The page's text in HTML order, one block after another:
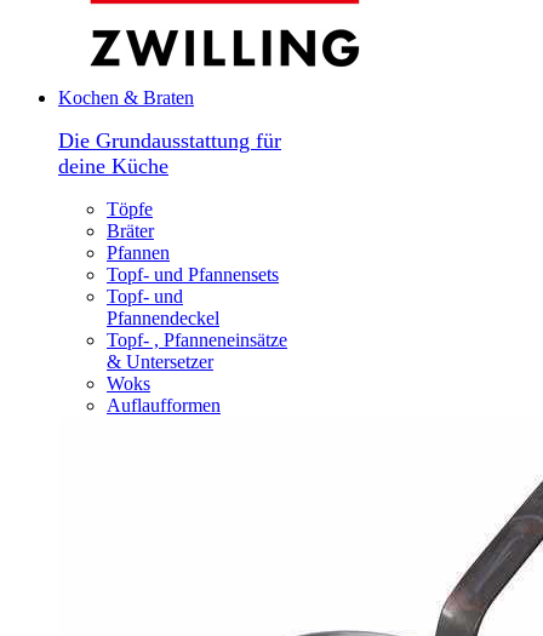
Kochen & Braten
Die Grundausstattung für
deine Küche
Töpfe
Bräter
Pfannen
Topf- und Pfannensets
Topf- und
Pfannendeckel
Topf- , Pfanneneinsätze
& Untersetzer
Woks
Auflaufformen